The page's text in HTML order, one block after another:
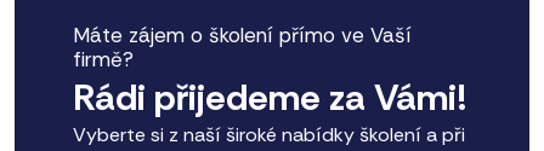
Máte zájem o školení přímo ve Vaší
firmě?
Rádi přijedeme za Vámi!
Vyberte si z naší široké nabídky školení a při